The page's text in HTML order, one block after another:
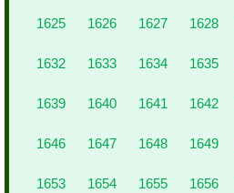
1625 1626 1627 1628
1632 1633 1634 1635
1639 1640 1641 1642
1646 1647 1648 1649
1653 1654 1655 1656